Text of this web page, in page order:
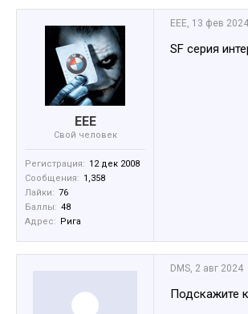
EEE
Свой человек
Регистрация: 12 дек 2008
Сообщения: 1,358
Лайки: 76
Баллы: 48
Адрес: Рига
EEE, 13 фев 2024
SF серия
DMS, 2 авг 2024
Подскажите